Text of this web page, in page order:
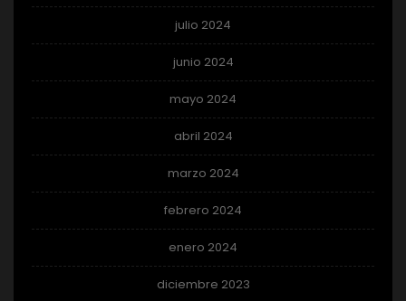
julio 2024
junio 2024
mayo 2024
abril 2024
marzo 2024
febrero 2024
enero 2024
diciembre 2023